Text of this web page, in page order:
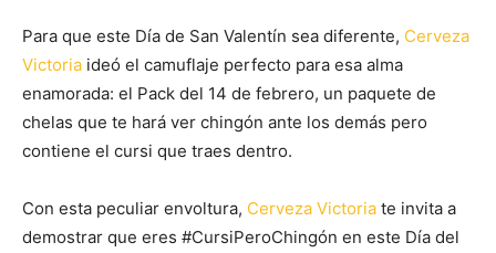
Para que este Día de San Valentín sea diferente, Cerveza
Victoria ideó el camuflaje perfecto para esa alma
enamorada: el Pack del 14 de febrero, un paquete de
chelas que te hará ver chingón ante los demás pero
contiene el cursi que traes dentro.
Con esta peculiar envoltura, Cerveza Victoria te invita a
demostrar que eres #CursiPeroChingón en este Día del